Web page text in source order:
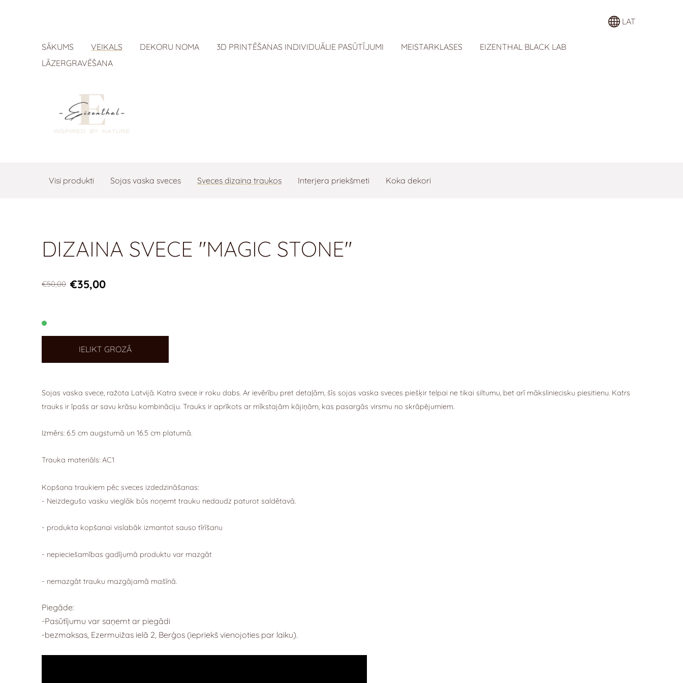
SĀKUMS VEIKALS DEKORU NOMA 3D PRINTĒŠANAS INDIVIDUĀLIE PASŪTĪJUMI MEISTARKLASES
EIZENTHAL BLACK LAB
LĀZERGRAVĒŠANA
LAT
Visi produkti Sojas vaska sveces Sveces dizaina traukos Interjera priekšmeti Koka dekori
DIZAINA SVECE "MAGIC STONE"
€50,00 €35,00
IELIKT GROZĀ
Sojas vaska svece, ražota Latvijā. Katra svece ir roku dabs. Ar ievērību pret detaļām, šīs sojas vaska sveces piešķir telpai ne tikai siltumu, bet arī māksliniecisku piesitienu. Katrs
trauks ir īpašs ar savu krāsu kombināciju. Trauks ir aprīkots ar mīkstajām kājiņām, kas pasargās virsmu no skrāpējumiem.
Izmērs: 6.5 cm augstumā un 16.5 cm platumā.
Trauka materiāls: AC1
Kopšana traukiem pēc sveces izdedzināšanas:
- Neizdegušo vasku vieglāk būs noņemt trauku nedaudz paturot saldētavā.
- produkta kopšanai vislabāk izmantot sauso tīrīšanu
- nepieciešamības gadījumā produktu var mazgāt
- nemazgāt trauku mazgājamā mašīnā.
Piegāde:
-Pasūtījumu var saņemt ar piegādi
-bezmaksas, Ezermuižas ielā 2, Berģos (iepriekš vienojoties par laiku).